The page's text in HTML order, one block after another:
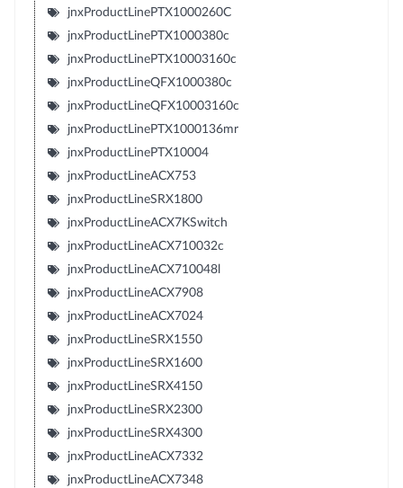
jnxProductLinePTX1000260C
jnxProductLinePTX1000380c
jnxProductLinePTX10003160c
jnxProductLineQFX1000380c
jnxProductLineQFX10003160c
jnxProductLinePTX1000136mr
jnxProductLinePTX10004
jnxProductLineACX753
jnxProductLineSRX1800
jnxProductLineACX7KSwitch
jnxProductLineACX710032c
jnxProductLineACX710048l
jnxProductLineACX7908
jnxProductLineACX7024
jnxProductLineSRX1550
jnxProductLineSRX1600
jnxProductLineSRX4150
jnxProductLineSRX2300
jnxProductLineSRX4300
jnxProductLineACX7332
jnxProductLineACX7348